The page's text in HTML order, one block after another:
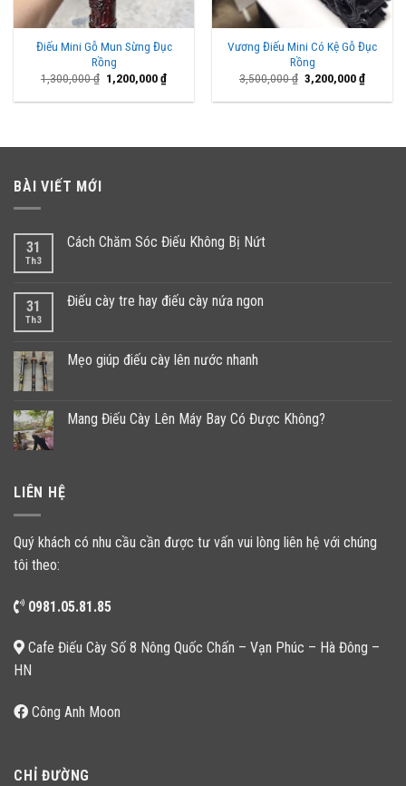
Điếu Mini Gỗ Mun Sừng Đục
Rồng
1,300,000₫ Giá
gốc
là:
1,200,000₫Giá
tại
Vương Điếu Mini Có Kệ Gỗ Đục
Rồng
3,500,000₫ Giá
gốc
là:
3,200,000₫Giá
tại
BÀI VIẾT MỚI
31
Th3
Cách Chăm Sóc Điếu Không Bị Nứt
31
Th3
Điếu cày tre hay điếu cày nứa ngon
Mẹo giúp điếu cày lên nước nhanh
Mang Điếu Cày Lên Máy Bay Có Được Không?
LIÊN HỆ
Quý khách có nhu cầu cần được tư vấn vui lòng liên hệ với chúng
tôi theo:
0981.05.81.85
Cafe Điếu Cày Số 8 Nông Quốc Chấn – Vạn Phúc – Hà Đông –
HN
Công Anh Moon
CHỈ ĐƯỜNG